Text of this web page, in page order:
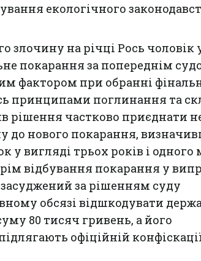
екологічного
злочину на річці Рось чоловік
покарання за попереднім
фактором при обранні
принципами поглинання та
рішення частково приєднати
до нового покарання,
у вигляді трьох років і одного
відбування покарання у
за рішенням суду
обсязі відшкодувати
80 тисяч гривень, а його
офіційній